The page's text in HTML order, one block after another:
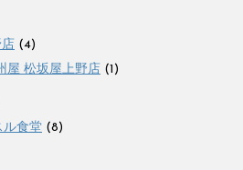
(4)
屋 松坂屋上野店 (1)
ル食堂 (8)